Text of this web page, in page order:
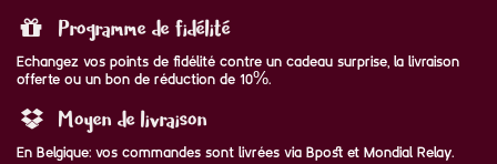
Programme de fidélité
Echangez vos points de fidélité contre un cadeau surprise, la livraison
offerte ou un bon de réduction de 10%.
Moyen de livraison
En Belgique: vos commandes sont livrées via Bpost et Mondial Relay.